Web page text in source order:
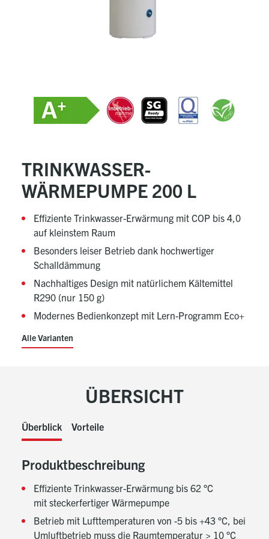
TRINKWASSER-
WÄRMEPUMPE 200 L
Effiziente Trinkwasser-Erwärmung mit COP bis 4,0
auf kleinstem Raum
Besonders leiser Betrieb dank hochwertiger
Schalldämmung
Nachhaltiges Design mit natürlichem Kältemittel
R290 (nur 150 g)
Modernes Bedienkonzept mit Lern-Programm Eco+
Alle Varianten
ÜBERSICHT
Überblick Vorteile
Produktbeschreibung
Effiziente Trinkwasser-Erwärmung bis 62 °C
mit steckerfertiger Wärmepumpe
Betrieb mit Lufttemperaturen von -5 bis +43 °C, bei
Umluftbetrieb muss die Raumtemperatur > 10 °C